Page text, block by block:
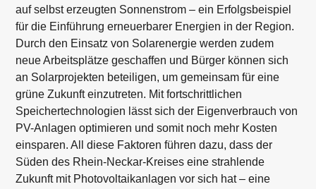
auf selbst erzeugten Sonnenstrom – ein Erfolgsbeispiel
für die Einführung erneuerbarer Energien in der Region.
Durch den Einsatz von Solarenergie werden zudem
neue Arbeitsplätze geschaffen und Bürger können sich
an Solarprojekten beteiligen, um gemeinsam für eine
grüne Zukunft einzutreten. Mit fortschrittlichen
Speichertechnologien lässt sich der Eigenverbrauch von
PV-Anlagen optimieren und somit noch mehr Kosten
einsparen. All diese Faktoren führen dazu, dass der
Süden des Rhein-Neckar-Kreises eine strahlende
Zukunft mit Photovoltaikanlagen vor sich hat – eine